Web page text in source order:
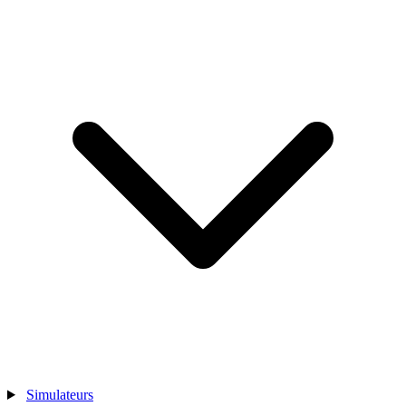
Simulateurs